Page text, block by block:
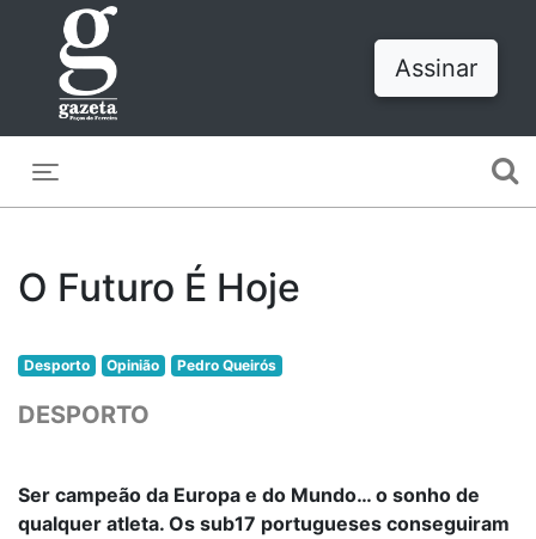
Assinar
O Futuro É Hoje
Desporto Opinião Pedro Queirós
DESPORTO
Ser campeão da Europa e do Mundo… o sonho de
qualquer atleta. Os sub17 portugueses conseguiram